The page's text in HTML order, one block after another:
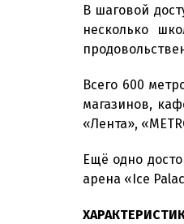
В шаговой
несколько
Всего 600
магазинов,
«Лента»,
Ещё одно
арена «Ice